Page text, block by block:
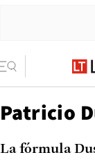
Patricio
La fórmula